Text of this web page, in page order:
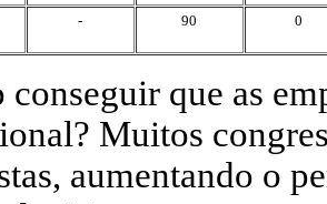
- 90 0
conseguir que as
Muitos
aumentando o